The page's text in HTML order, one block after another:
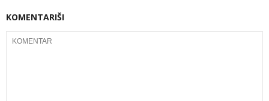
KOMENTARIŠI